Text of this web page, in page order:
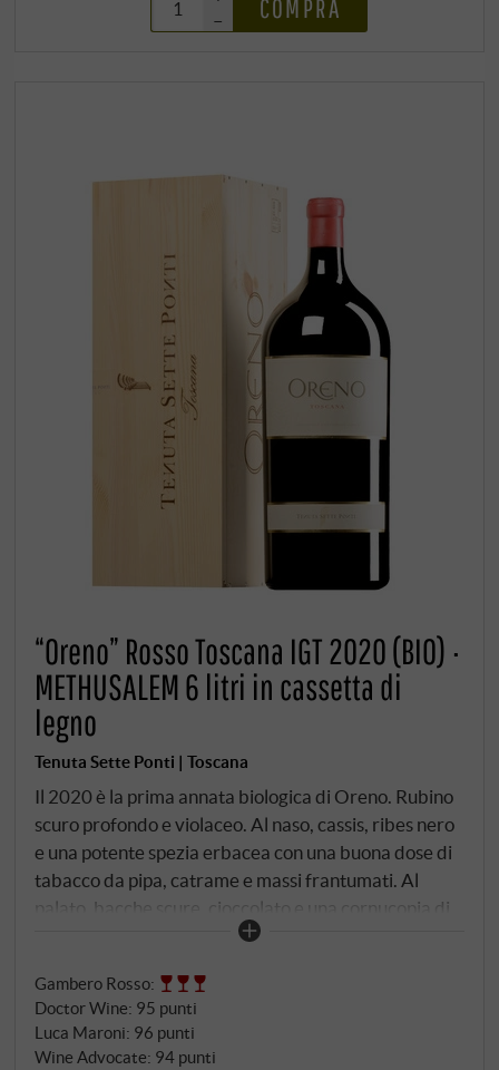
–
COMPRA
“Oreno” Rosso Toscana IGT 2020 (BIO) ·
METHUSALEM 6 litri in cassetta di
legno
Tenuta Sette Ponti | Toscana
Il 2020 è la prima annata biologica di Oreno. Rubino
scuro profondo e violaceo. Al naso, cassis, ribes nero
e una potente spezia erbacea con una buona dose di
tabacco da pipa, catrame e massi frantumati. Al
palato, bacche scure, cioccolato e una cornucopia di
erbe definiscono il corpo pieno. Questo succoso vino
un'enorme setosità e un finale apparentemente
infinito.
SUPERIORE.DE
Gambero Rosso:
Doctor Wine: 95 punti
Luca Maroni: 96 punti
Wine Advocate: 94 punti